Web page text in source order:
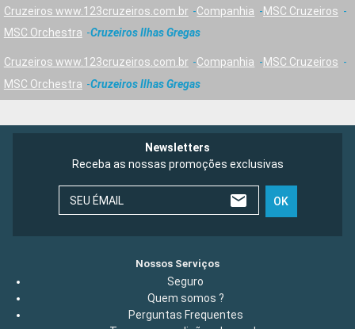
Cruzeiros www.123cruzeiros.com.br Companhia
MSC Cruzeiros
MSC Orchestra
Cruzeiros Ilhas Gregas
Cruzeiros www.123cruzeiros.com.br Companhia
MSC Cruzeiros
MSC Orchestra
Cruzeiros Ilhas Gregas
Newsletters
Receba as nossas promoções exclusivas
SEU ÉMAIL OK
Nossos Serviços
Seguro
Quem somos ?
Perguntas Frequentes